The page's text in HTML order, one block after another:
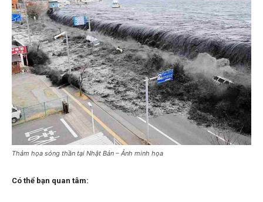
Thảm họa sóng thần tại Nhật Bản – Ảnh minh họa
Có thể bạn quan tâm: